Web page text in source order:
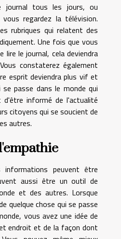
journal tous les jours, ou
regardez la télévision.
rubriques qui relatent des
Une fois que vous
lire le journal, cela deviendra
constaterez également
esprit deviendra plus vif et
passe dans le monde qui
informé de l'actualité
citoyens qui se soucient de
autres.
peuvent être
aussi être un outil de
et des autres. Lorsque
quelque chose qui se passe
vous avez une idée de
endroit et de la façon dont